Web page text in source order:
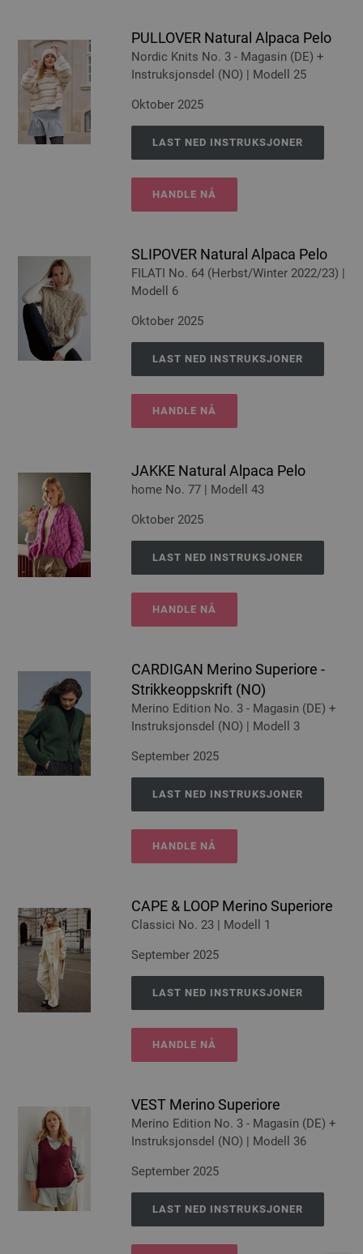
PULLOVER Natural Alpaca Pelo
Nordic Knits No. 3 - Magasin (DE) +
Instruksjonsdel (NO) | Modell 25
Oktober 2025
LAST NED INSTRUKSJONER
HANDLE NÅ
SLIPOVER Natural Alpaca Pelo
FILATI No. 64 (Herbst/Winter 2022/23) |
Modell 6
Oktober 2025
LAST NED INSTRUKSJONER
HANDLE NÅ
JAKKE Natural Alpaca Pelo
home No. 77 | Modell 43
Oktober 2025
LAST NED INSTRUKSJONER
HANDLE NÅ
CARDIGAN Merino Superiore -
Strikkeoppskrift (NO)
Merino Edition No. 3 - Magasin (DE) +
Instruksjonsdel (NO) | Modell 3
September 2025
LAST NED INSTRUKSJONER
HANDLE NÅ
CAPE & LOOP Merino Superiore
Classici No. 23 | Modell 1
September 2025
LAST NED INSTRUKSJONER
HANDLE NÅ
VEST Merino Superiore
Merino Edition No. 3 - Magasin (DE) +
Instruksjonsdel (NO) | Modell 36
September 2025
LAST NED INSTRUKSJONER